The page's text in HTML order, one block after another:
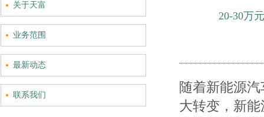
关于天富
业务范围
最新动态
联系我们
20-30万
随着新能源
大转变，新